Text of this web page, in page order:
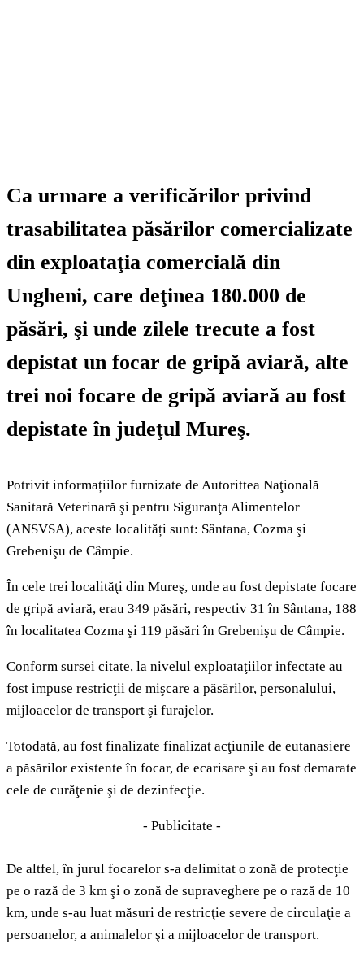
Ca urmare a verificărilor privind
trasabilitatea păsărilor comercializate
din exploataţia comercială din
Ungheni, care deţinea 180.000 de
păsări, şi unde zilele trecute a fost
depistat un focar de gripă aviară, alte
trei noi focare de gripă aviară au fost
depistate în judeţul Mureş.
Potrivit informațiilor furnizate de Autorittea Naţională
Sanitară Veterinară şi pentru Siguranţa Alimentelor
(ANSVSA), aceste localități sunt: Sântana, Cozma şi
Grebenişu de Câmpie.
În cele trei localităţi din Mureş, unde au fost depistate focare
de gripă aviară, erau 349 păsări, respectiv 31 în Sântana, 188
în localitatea Cozma şi 119 păsări în Grebenişu de Câmpie.
Conform sursei citate, la nivelul exploataţiilor infectate au
fost impuse restricţii de mişcare a păsărilor, personalului,
mijloacelor de transport şi furajelor.
Totodată, au fost finalizate finalizat acţiunile de eutanasiere
a păsărilor existente în focar, de ecarisare şi au fost demarate
cele de curăţenie şi de dezinfecţie.
- Publicitate -
De altfel, în jurul focarelor s-a delimitat o zonă de protecţie
pe o rază de 3 km şi o zonă de supraveghere pe o rază de 10
km, unde s-au luat măsuri de restricţie severe de circulaţie a
persoanelor, a animalelor şi a mijloacelor de transport.